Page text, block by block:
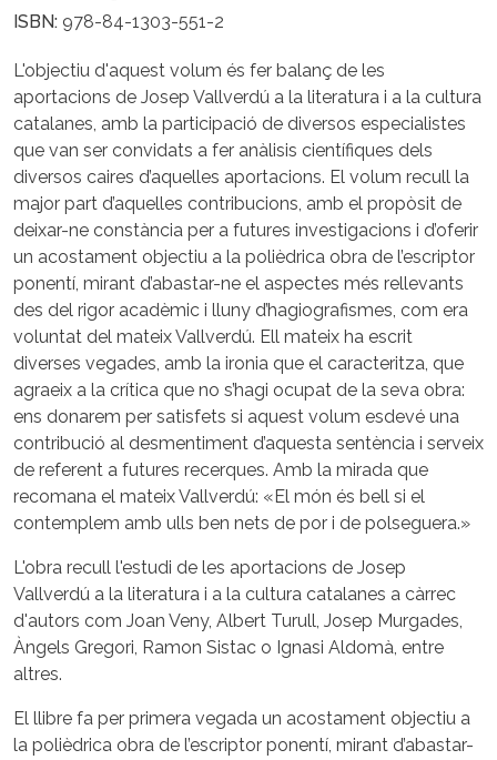
ISBN 978-84-1303-551-2
L'objectiu d'aquest volum és fer balanç de les
aportacions de Josep Vallverdú a la literatura i a la cultura
catalanes, amb la participació de diversos especialistes
que van ser convidats a fer anàlisis científiques dels
diversos caires d’aquelles aportacions. El volum recull la
major part d’aquelles contribucions, amb el propòsit de
deixar-ne constància per a futures investigacions i d’oferir
un acostament objectiu a la polièdrica obra de l’escriptor
ponentí, mirant d’abastar-ne el aspectes més rellevants
des del rigor acadèmic i lluny d’hagiografismes, com era
voluntat del mateix Vallverdú. Ell mateix ha escrit
diverses vegades, amb la ironia que el caracteritza, que
agraeix a la crítica que no s’hagi ocupat de la seva obra:
ens donarem per satisfets si aquest volum esdevé una
contribució al desmentiment d’aquesta sentència i serveix
de referent a futures recerques. Amb la mirada que
recomana el mateix Vallverdú: «El món és bell si el
contemplem amb ulls ben nets de por i de polseguera.»
L'obra recull l'estudi de les aportacions de Josep
Vallverdú a la literatura i a la cultura catalanes a càrrec
d'autors com Joan Veny, Albert Turull, Josep Murgades,
Àngels Gregori, Ramon Sistac o Ignasi Aldomà, entre
altres.
El llibre fa per primera vegada un acostament objectiu a
la polièdrica obra de l’escriptor ponentí, mirant d’abastar-